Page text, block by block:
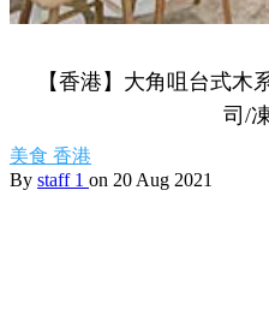
【香港】大角咀台式木
司/
美食 香港
By staff 1 on 20 Aug 2021